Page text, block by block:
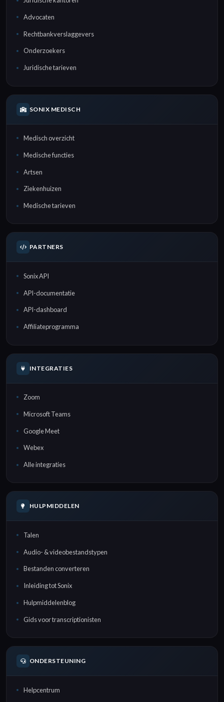
Advocaten
Rechtbankverslaggevers
Onderzoekers
Juridische tarieven
SONIX MEDISCH
Medisch overzicht
Medische functies
Artsen
Ziekenhuizen
Medische tarieven
PARTNERS
Sonix API
API-documentatie
API-dashboard
Affiliateprogramma
INTEGRATIES
Zoom
Microsoft Teams
Google Meet
Webex
Alle integraties
HULPMIDDELEN
Talen
Audio- & videobestandstypen
Bestanden converteren
Inleiding tot Sonix
Hulpmiddelenblog
Gids voor transcriptionisten
ONDERSTEUNING
Helpcentrum